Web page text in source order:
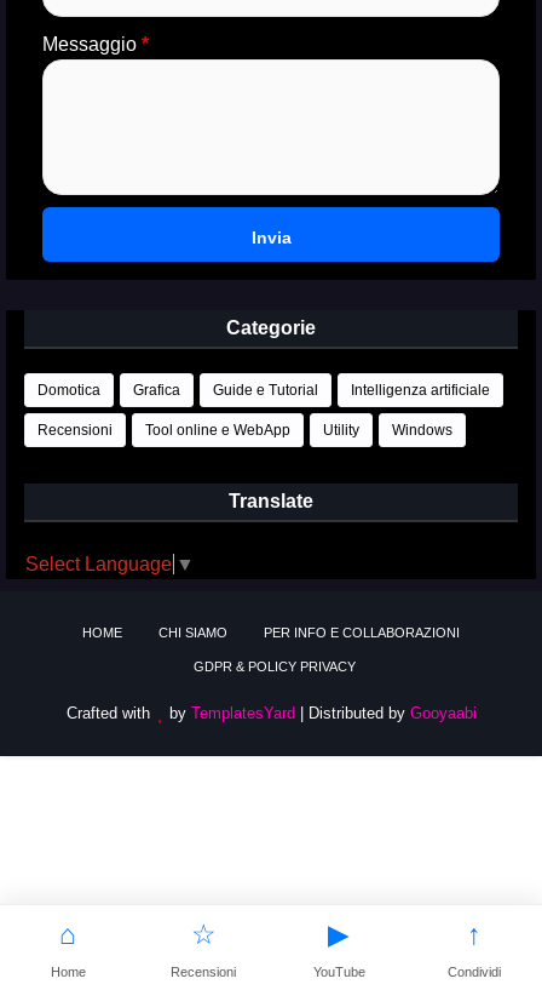
Messaggio *
Categorie
Domotica Grafica Guide e Tutorial Intelligenza artificiale
Recensioni Tool online e WebApp Utility Windows
Translate
Select Language ▼
HOME CHI SIAMO PER INFO E COLLABORAZIONI
GDPR & POLICY PRIVACY
Crafted with by TemplatesYard| Distributed by Gooyaabi
⌂
Home
☆
Recensioni
▶
YouTube
↑
Condividi